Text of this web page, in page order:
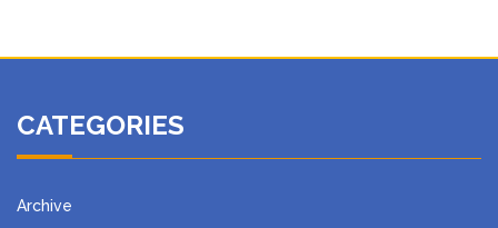
CATEGORIES
Archive